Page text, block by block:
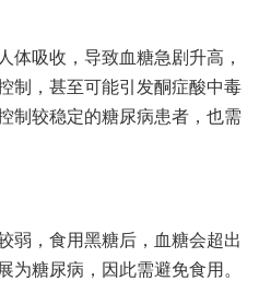
体吸收，导致血糖急剧升高，
制，甚至可能引发酮症酸中毒
制较稳定的糖尿病患者，也需
弱，食用黑糖后，血糖会超出
为糖尿病，因此需避免食用。